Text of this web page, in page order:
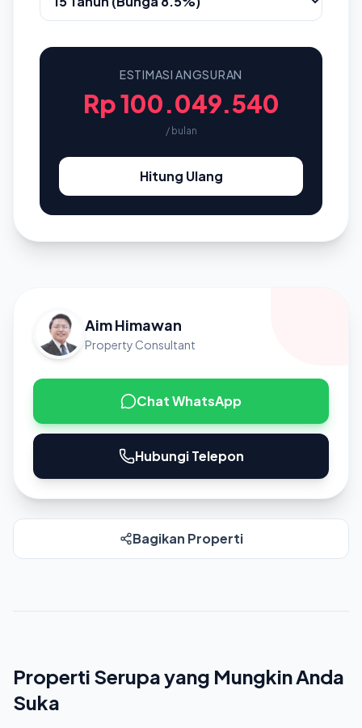
ESTIMASI ANGSURAN
Rp 100.049.540
/ bulan
Hitung Ulang
Aim Himawan
Property Consultant
Chat WhatsApp
Hubungi Telepon
Bagikan Properti
Properti Serupa yang Mungkin Anda
Suka